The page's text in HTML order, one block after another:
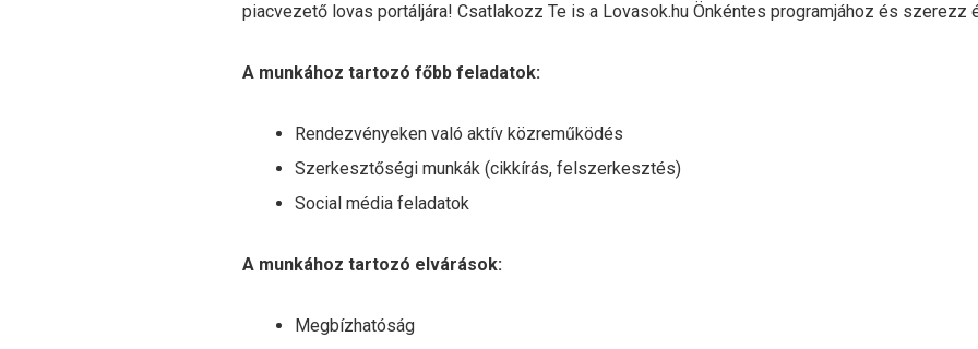
piacvezető lovas portáljára! Csatlakozz Te is a Lovasok.hu Önkéntes programjához és
A munkához tartozó főbb feladatok:
Rendezvényeken való aktív közreműködés
Szerkesztőségi munkák (cikkírás, felszerkesztés)
Social média feladatok
A munkához tartozó elvárások:
Megbízhatóság